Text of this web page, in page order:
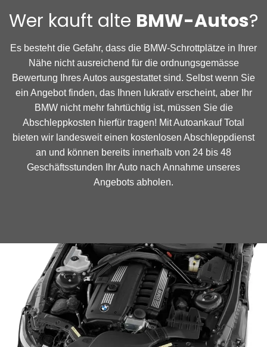
Wer kauft alte BMW-Autos?
Es besteht die Gefahr, dass die BMW-Schrottplätze in Ihrer
Nähe nicht ausreichend für die ordnungsgemässe
Bewertung Ihres Autos ausgestattet sind. Selbst wenn Sie
ein Angebot finden, das Ihnen lukrativ erscheint, aber Ihr
BMW nicht mehr fahrtüchtig ist, müssen Sie die
Abschleppkosten hierfür tragen! Mit Autoankauf Total
bieten wir landesweit einen kostenlosen Abschleppdienst
an und können bereits innerhalb von 24 bis 48
Geschäftsstunden Ihr Auto nach Annahme unseres
Angebots abholen.